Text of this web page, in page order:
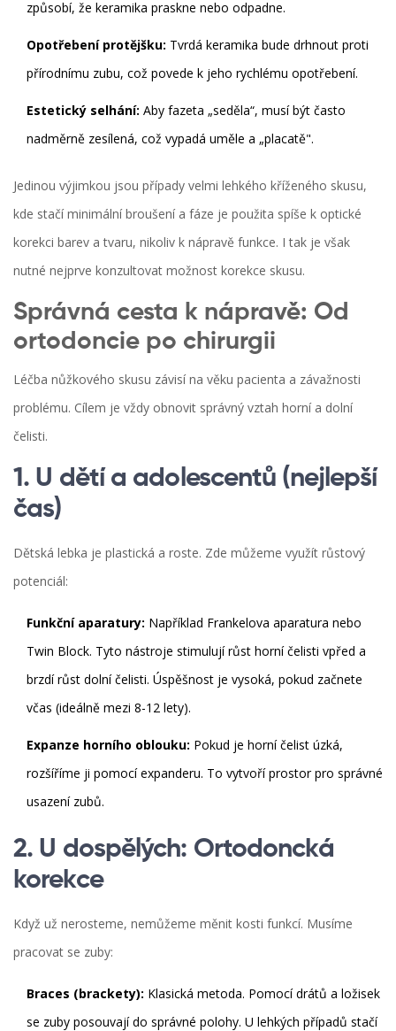
způsobí, že keramika praskne nebo odpadne.
Opotřebení protějšku: Tvrdá keramika bude drhnout proti
přírodnímu zubu, což povede k jeho rychlému opotřebení.
Estetický selhání: Aby fazeta „seděla“, musí být často
nadměrně zesílená, což vypadá uměle a „placatě".
Jedinou výjimkou jsou případy velmi lehkého kříženého skusu,
kde stačí minimální broušení a fáze je použita spíše k optické
korekci barev a tvaru, nikoliv k nápravě funkce. I tak je však
nutné nejprve konzultovat možnost korekce skusu.
Správná cesta k nápravě: Od
ortodoncie po chirurgii
Léčba nůžkového skusu závisí na věku pacienta a závažnosti
problému. Cílem je vždy obnovit správný vztah horní a dolní
čelisti.
1. U dětí a adolescentů (nejlepší
čas)
Dětská lebka je plastická a roste. Zde můžeme využít růstový
potenciál:
Funkční aparatury: Například Frankelova aparatura nebo
Twin Block. Tyto nástroje stimulují růst horní čelisti vpřed a
brzdí růst dolní čelisti. Úspěšnost je vysoká, pokud začnete
včas (ideálně mezi 8-12 lety).
Expanze horního oblouku: Pokud je horní čelist úzká,
rozšíříme ji pomocí expanderu. To vytvoří prostor pro správné
usazení zubů.
2. U dospělých: Ortodoncká
korekce
Když už nerosteme, nemůžeme měnit kosti funkcí. Musíme
pracovat se zuby:
Braces (brackety): Klasická metoda. Pomocí drátů a ložisek
se zuby posouvají do správné polohy. U lehkých případů stačí